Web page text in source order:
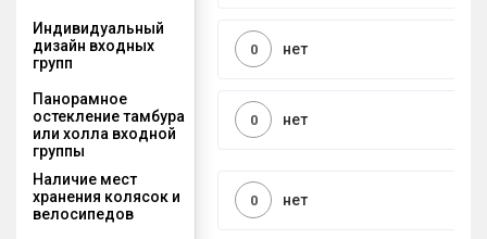
Индивидуальный
дизайн входных
групп
нет
0
Панорамное
остекление тамбура
или холла входной
группы
нет
0
Наличие мест
хранения колясок и
велосипедов
нет
0